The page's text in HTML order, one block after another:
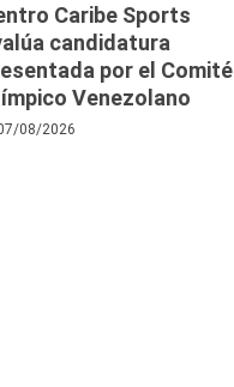
Caribe Sports
candidatura
por el Comité
Venezolano
08/2026